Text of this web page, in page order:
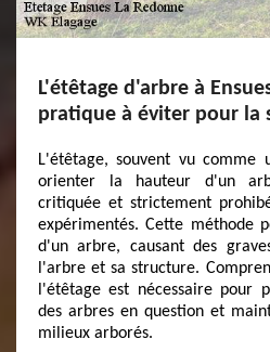
L'étêtage d'arbre à
pratique à éviter pour la
L'étêtage, souvent vu comme
orienter la hauteur d'un
critiquée et strictement
expérimentés. Cette méthode
d'un arbre, causant des
l'arbre et sa structure.
l'étêtage est nécessaire pour
des arbres en question et
milieux arborés.